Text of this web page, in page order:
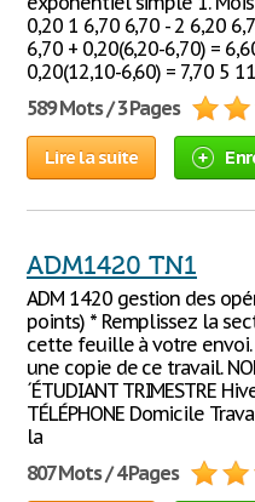
0,20 1 6,70 6,70 - 2 6,20
6,70 + 0,20(6,20-6,70) =
0,20(12,10-6,60) = 7,70 5
589 Mots / 3 Pages
Lire la suite
ADM1420 TN1
ADM 1420 gestion des
points) * Remplissez la
cette feuille à votre envoi.
une copie de ce travail.
´ÉTUDIANT TRIMESTRE
TÉLÉPHONE Domicile
la
807 Mots / 4 Pages